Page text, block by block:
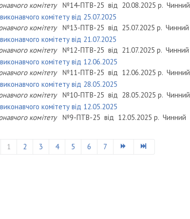
комітету
№14-ПТВ-25 від 20.08.2025 р. Чинний
комітету від 25.07.2025
комітету
№13-ПТВ-25 від 25.07.2025 р. Чинний
комітету від 21.07.2025
комітету
№12-ПТВ-25 від 21.07.2025 р. Чинний
комітету від 12.06.2025
комітету
№11-ПТВ-25 від 12.06.2025 р. Чинний
комітету від 28.05.2025
комітету
№10-ПТВ-25 від 28.05.2025 р. Чинний
комітету від 12.05.2025
комітету
№9-ПТВ-25 від 12.05.2025 р. Чинний
1 2 3 4 5 6 7